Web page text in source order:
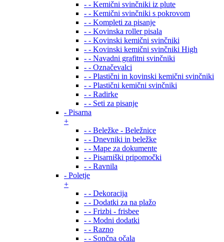
- - Kemični svinčniki iz plute
- - Kemični svinčniki s pokrovom
- - Kompleti za pisanje
- - Kovinska roller pisala
- - Kovinski kemični svinčniki
- - Kovinski kemični svinčniki High
- - Navadni grafitni svinčniki
- - Označevalci
- - Plastični in kovinski kemični svinčniki
- - Plastični kemični svinčniki
- - Radirke
- - Seti za pisanje
- Pisarna
+
- - Beležke - Beležnice
- - Dnevniki in beležke
- - Mape za dokumente
- - Pisarniški pripomočki
- - Ravnila
- Poletje
+
- - Dekoracija
- - Dodatki za na plažo
- - Frizbi - frisbee
- - Modni dodatki
- - Razno
- - Sončna očala